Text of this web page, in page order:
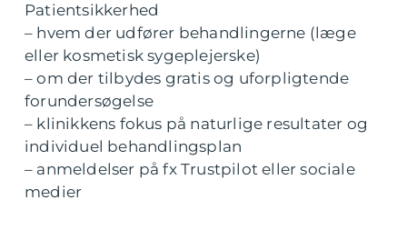
Patientsikkerhed
– hvem der udfører behandlingerne (læge
eller kosmetisk sygeplejerske)
– om der tilbydes gratis og uforpligtende
forundersøgelse
– klinikkens fokus på naturlige resultater og
individuel behandlingsplan
– anmeldelser på fx Trustpilot eller sociale
medier